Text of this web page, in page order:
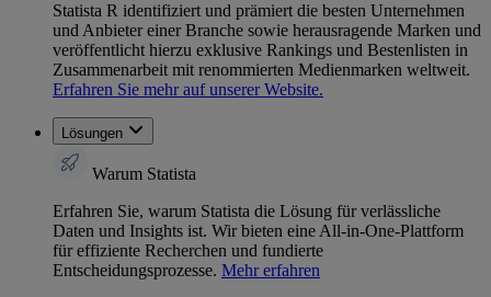
Statista R identifiziert und prämiert die besten Unternehmen
und Anbieter einer Branche sowie herausragende Marken und
veröffentlicht hierzu exklusive Rankings und Bestenlisten in
Zusammenarbeit mit renommierten Medienmarken weltweit.
Erfahren Sie mehr auf unserer Website.
Lösungen
Warum Statista
Erfahren Sie, warum Statista die Lösung für verlässliche
Daten und Insights ist. Wir bieten eine All-in-One-Plattform
für effiziente Recherchen und fundierte
Entscheidungsprozesse. Mehr erfahren